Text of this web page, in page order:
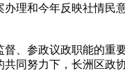
理和今年反映社情
参政议政职能的重
同努力下，长洲区政